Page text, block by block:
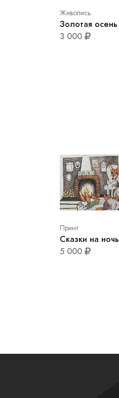
Живопись
Золотая осень
3 000
Принт
Сказки на ночь
5 000